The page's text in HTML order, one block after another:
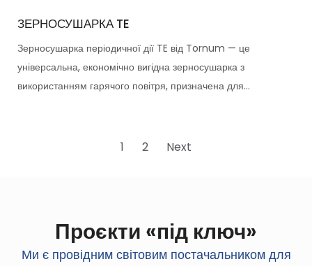
ЗЕРНОСУШАРКА TE
Зерносушарка періодичної дії TE від Tornum — це
універсальна, економічно вигідна зерносушарка з
використанням гарячого повітря, призначена для...
1 2 Next
Проєкти «під ключ»
Ми є провідним світовим постачальником для